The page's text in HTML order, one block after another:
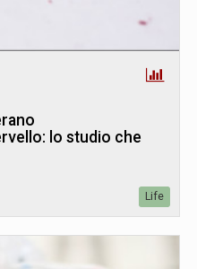
lo studio che
Life